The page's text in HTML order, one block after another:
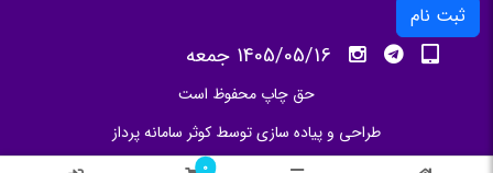
0
ثبت نام
1405/05/16 جمعه
حق چاپ محفوظ است
طراحی و پیاده سازی توسط کوثر سامانه پرداز